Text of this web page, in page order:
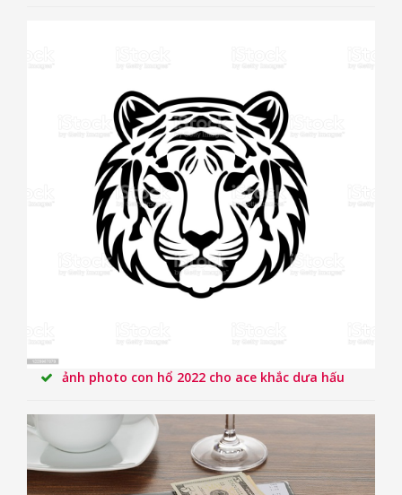
ảnh photo con hổ 2022 cho ace khắc dưa hấu